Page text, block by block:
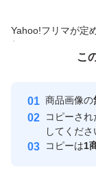
よろしくお願い
Yahoo!フリマが定
付与しています
安心取引出品者
取引実績
こ
商品画像の
コピーされ
してくださ
コピーは1
この商品をみて